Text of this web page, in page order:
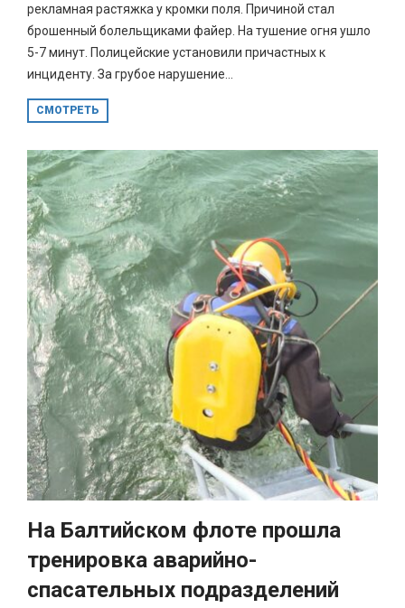
рекламная растяжка у кромки поля. Причиной стал
брошенный болельщиками файер. На тушение огня ушло
5-7 минут. Полицейские установили причастных к
инциденту. За грубое нарушение...
СМОТРЕТЬ
На Балтийском флоте прошла
тренировка аварийно-
спасательных подразделений